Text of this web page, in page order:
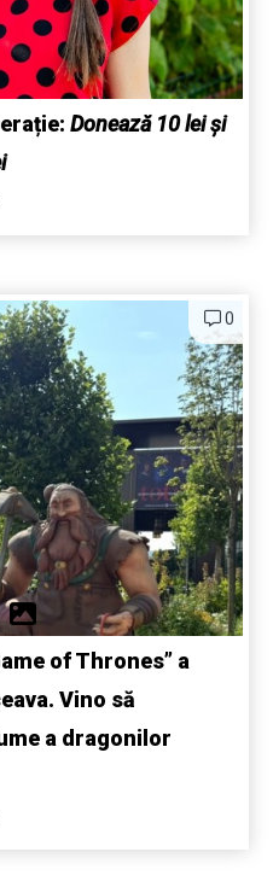
Donează 10 lei și
0
of Thrones” a
Vino să
a dragonilor